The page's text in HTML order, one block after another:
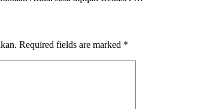
Required fields are marked *